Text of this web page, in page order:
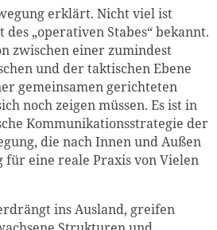
erklärt. Nicht viel ist
„operativen Stabes“ bekannt.
zwischen einer zumindest
und der taktischen Ebene
gemeinsamen gerichteten
noch zeigen müssen. Es ist in
Kommunikationsstrategie der
die nach Innen und Außen
für eine reale Praxis von Vielen
ins Ausland, greifen